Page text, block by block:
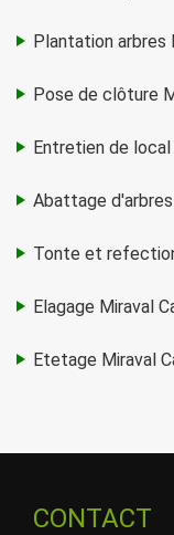
Plantation arbres
Pose de clôture
Entretien de
Abattage
Tonte et
Elagage Miraval
Etetage Miraval
CONTACT